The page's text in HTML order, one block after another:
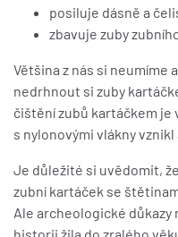
posiluje dásně a
zbavuje zuby
Většina z nás si neumíme
nedrhnout si zuby
čištění zubů kartáčkem je
s nylonovými vlákny
Je důležité si uvědomit,
zubní kartáček se
Ale archeologické důkazy